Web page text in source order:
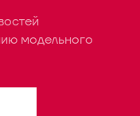
модельного